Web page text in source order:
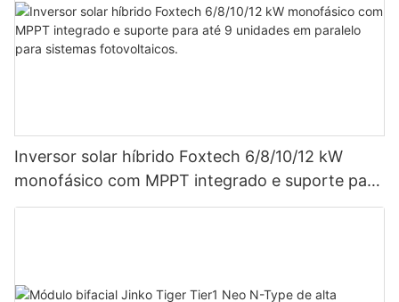
Inversor solar híbrido Foxtech 6/8/10/12 kW
monofásico com MPPT integrado e suporte para
até 9 unidades em paralelo para sistemas